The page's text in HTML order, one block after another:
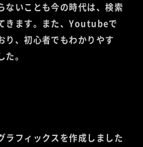
ないことも今の時代は、検索
きます。また、Youtubeで
り、初心者でもわかりやす
。
ラフィックスを作成しました